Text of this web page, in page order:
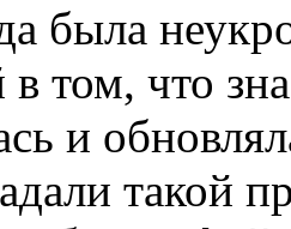
была
том, что
и
такой